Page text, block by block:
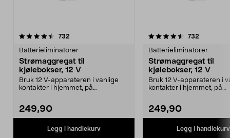
732
Batterieliminatorer
Strømaggregat til
kjølebokser, 12 V
Bruk 12 V-apparateren i vanlige
kontakter i hjemmet, på
249,90
Legg i handlekurv
4.5av 5 stjerner 732
Batterieliminatorer
Strømaggregat til
kjølebokser, 12 V
Bruk 12 V-apparateren i
kontakter i hjemmet, på
249,90
Legg i handlekurv